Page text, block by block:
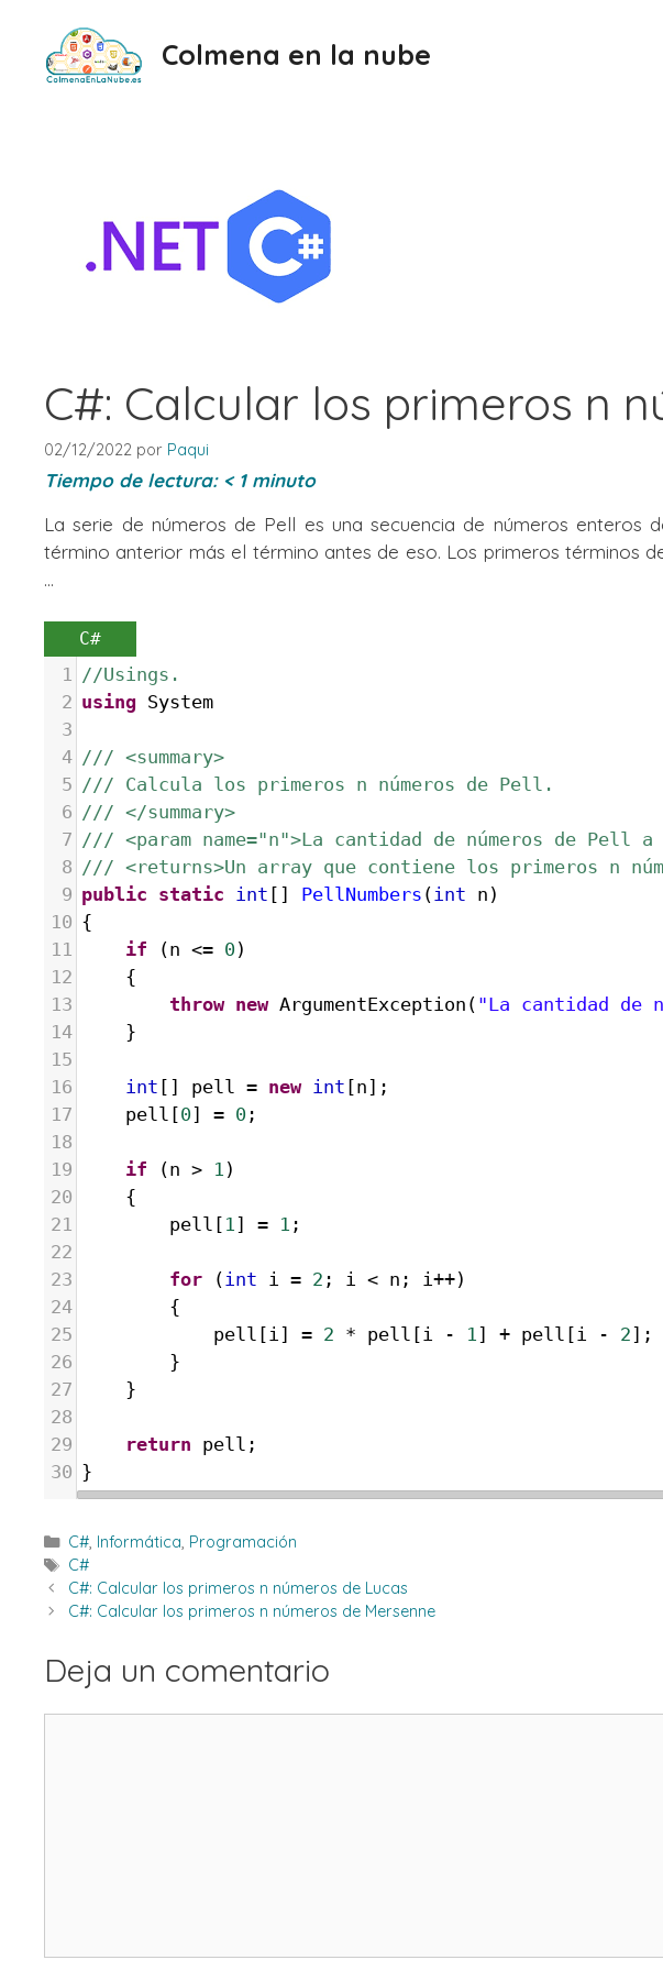
contenido
Colmena en la nube
C#: Calcular los primeros n
02/12/2022 por Paqui
Tiempo de lectura: < 1 minuto
La serie de números de Pell es una secuencia de números enteros
término anterior más el término antes de eso. Los primeros términos de
...
C#
1
//Usings.
2 using System
3
4 /// <summary>
5 /// Calcula los primeros n números de Pell.
6 /// </summary>
7 /// <param name="n">La cantidad de números de Pell
8 /// <returns>Un array que contiene los primeros n
9 public static int [] PellNumbers ( int n )
10 {
11
if (n <= 0)
12
{
13
throw new ArgumentException ( "La cantidad de
14
}
15
16
int [] pell = new int [n];
17
pell [0] = 0 ;
18
19
if (n > 1 )
20
{
21
pell [ 1 ] = 1 ;
22
23
for ( int i = 2 ; i < n ; i ++)
24
{
25
pell [ i ] = 2 * pell [ i - 1 ] + pell [ i - 2];
26
}
27
}
28
29
return pell ;
30 }
Categorías
C#, Informática, Programación
Etiquetas
C#
C#: Calcular los primeros n números de Lucas
C#: Calcular los primeros n números de Mersenne
Deja un comentario